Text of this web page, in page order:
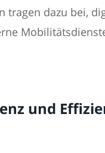
tragen dazu bei,
und